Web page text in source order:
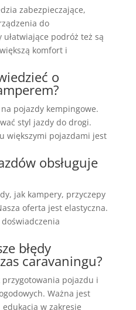
zabezpieczające,
do
podróż też są
komfort i
o
pojazdy kempingowe.
styl jazdy do drogi.
większymi pojazdami jest
obsługuje
jak kampery, przyczepy
oferta jest elastyczna.
błędy
caravaningu?
przygotowania pojazdu i
Ważna jest
w zakresie